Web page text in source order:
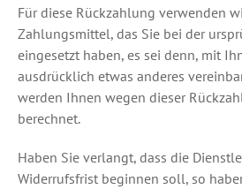
Für diese Rückzahlung verwenden
Zahlungsmittel, das Sie bei der
eingesetzt haben, es sei denn, mit
ausdrücklich etwas anderes
werden Ihnen wegen dieser
berechnet.
Haben Sie verlangt, dass die
Widerrufsfrist beginnen soll, so